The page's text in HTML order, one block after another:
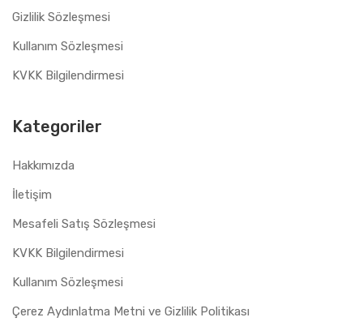
Gizlilik Sözleşmesi
Kullanım Sözleşmesi
KVKK Bilgilendirmesi
Kategoriler
Hakkımızda
İletişim
Mesafeli Satış Sözleşmesi
KVKK Bilgilendirmesi
Kullanım Sözleşmesi
Çerez Aydınlatma Metni ve Gizlilik Politikası